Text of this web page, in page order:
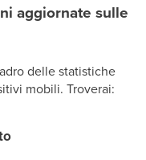
aggiornate sulle
delle statistiche
mobili. Troverai: